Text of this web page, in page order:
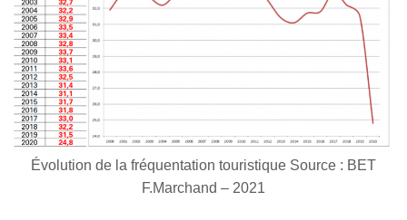
Évolution de la fréquentation touristique Source : BET
F.Marchand – 2021